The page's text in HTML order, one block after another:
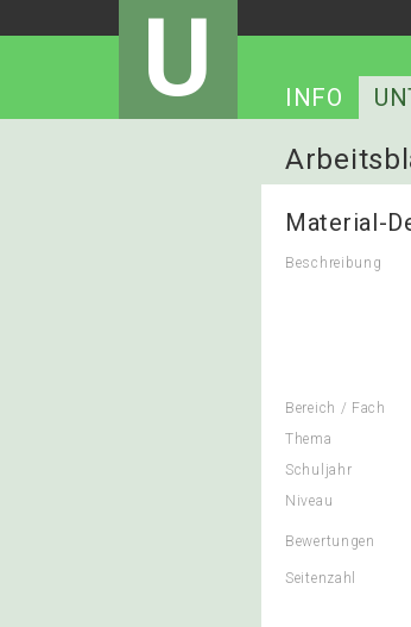
U INFO
Material-
Beschreibung
Bereich / Fach
Thema
Schuljahr
Niveau
Bewertungen
Seitenzahl